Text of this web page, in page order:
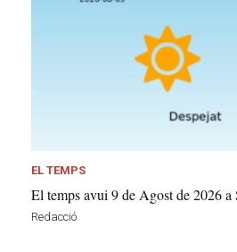
EL TEMPS
El temps avui 9 de Agost de 2026 a
Redacció